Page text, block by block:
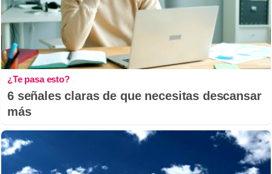
¿Te pasa esto?
6 señales claras de que necesitas descansar
más